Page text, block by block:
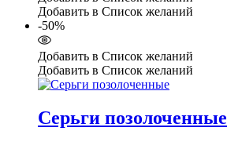
составляла
2,900₽.
Добавить в Список желаний
-50%
Добавить в Список желаний
Добавить в Список желаний
Серьги позолоченные